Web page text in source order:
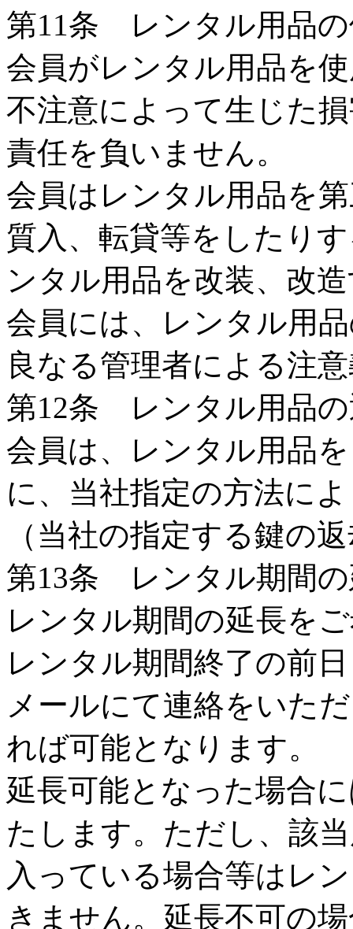
第11条 レンタル用品の
会員がレンタル用品を
不注意によって生じた
責任を負いません。
会員はレンタル用品を
質入、転貸等をしたり
ンタル用品を改装、改
会員には、レンタル用
良なる管理者による注
第12条 レンタル用品
会員は、レンタル用品
に、当社指定の方法に
（当社の指定する鍵の
第13条 レンタル期間
レンタル期間の延長を
レンタル期間終了の前
メールにて連絡をいた
れば可能となります。
延長可能となった場合
たします。ただし、該
入っている場合等はレ
きません。延長不可の